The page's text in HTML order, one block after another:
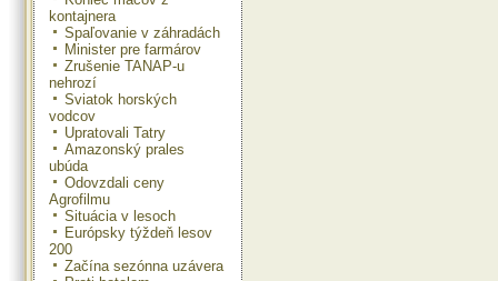
kontajnera
Spaľovanie v záhradách
Minister pre farmárov
Zrušenie TANAP-u
nehrozí
Sviatok horských
vodcov
Upratovali Tatry
Amazonský prales
ubúda
Odovzdali ceny
Agrofilmu
Situácia v lesoch
Európsky týždeň lesov
200
Začína sezónna uzávera